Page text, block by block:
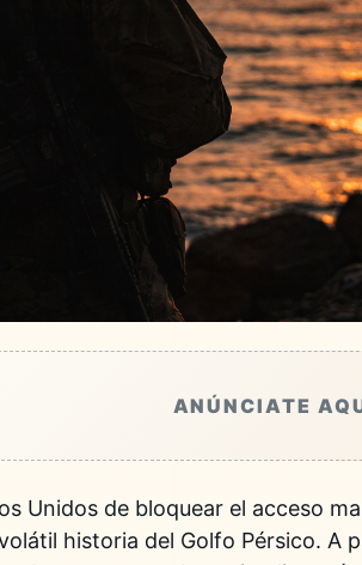
ANÚNCIATE
Unidos de bloquear el acceso
historia del Golfo Pérsico. A